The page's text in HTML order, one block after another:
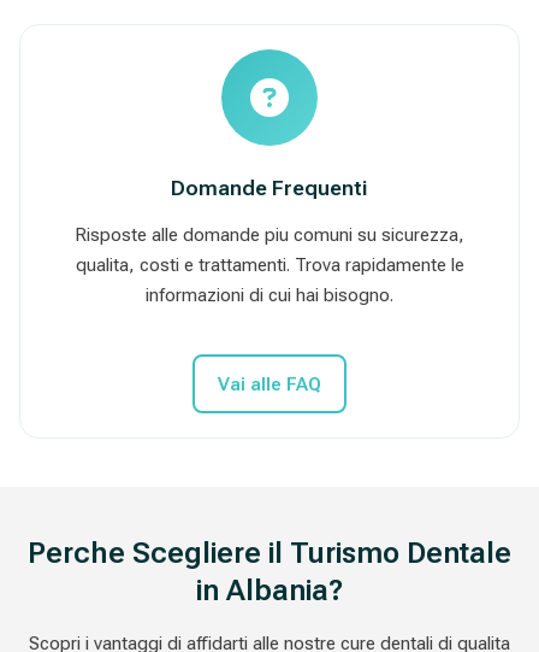
Domande Frequenti
Risposte alle domande piu comuni su sicurezza,
qualita, costi e trattamenti. Trova rapidamente le
informazioni di cui hai bisogno.
Vai alle FAQ
Perche Scegliere il Turismo Dentale
in Albania?
Scopri i vantaggi di affidarti alle nostre cure dentali di qualita